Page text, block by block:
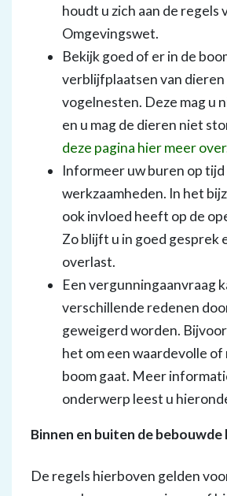
houdt u zich aan de regels
Omgevingswet.
Bekijk goed of er in de
verblijfplaatsen van dieren
vogelnesten. Deze mag u
en u mag de dieren niet
deze pagina hier meer
Informeer uw buren op
werkzaamheden. In het
ook invloed heeft op de
Zo blijft u in goed gesprek
overlast.
Een vergunningaanvraag
verschillende redenen
geweigerd worden.
het om een waardevolle
boom gaat. Meer
onderwerp leest u
Binnen en buiten de bebouwde
De regels hierboven gelden